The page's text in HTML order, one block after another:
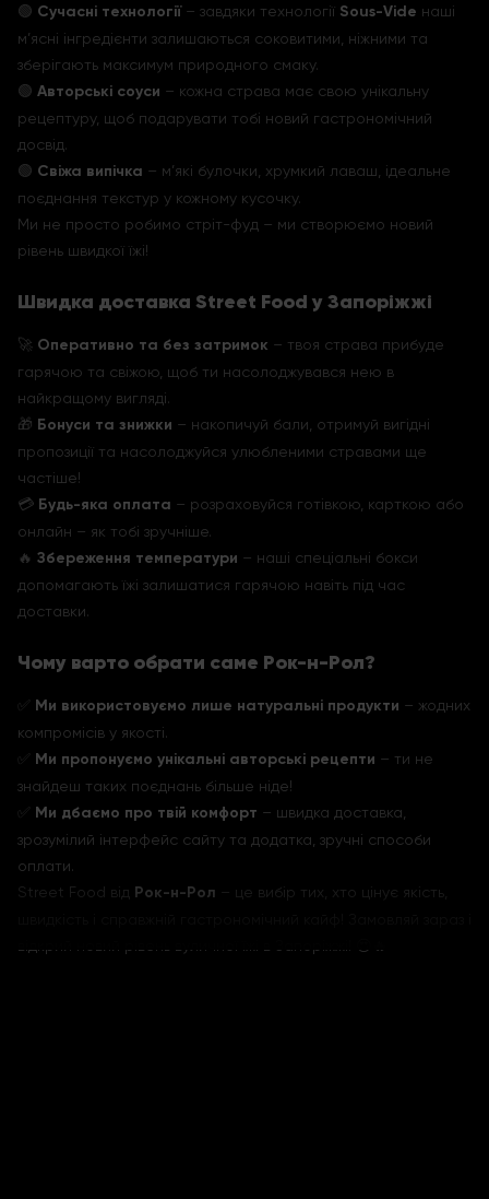
🟢 Сучасні технології– завдяки технології Sous-Vide наші
м’ясні інгредієнти залишаються соковитими, ніжними та
зберігають максимум природного смаку.
🟢 Авторські соуси – кожна страва має свою унікальну
рецептуру, щоб подарувати тобі новий гастрономічний
досвід.
🟢 Свіжа випічка – м’які булочки, хрумкий лаваш, ідеальне
поєднання текстур у кожному кусочку.
Ми не просто робимо стріт-фуд – ми створюємо новий
рівень швидкої їжі!
Швидка доставка Street Food у Запоріжжі
🚀 Оперативно та без затримок – твоя страва прибуде
гарячою та свіжою, щоб ти насолоджувався нею в
найкращому вигляді.
🎁 Бонуси та знижки – накопичуй бали, отримуй вигідні
пропозиції та насолоджуйся улюбленими стравами ще
частіше!
💳 Будь-яка оплата – розраховуйся готівкою, карткою або
онлайн – як тобі зручніше.
🔥 Збереження температури – наші спеціальні бокси
допомагають їжі залишатися гарячою навіть під час
доставки.
Чому варто обрати саме Рок-н-Рол?
Ми використовуємо лише натуральні продукти – жодних
компромісів у якості.
Ми пропонуємо унікальні авторські рецепти – ти не
знайдеш таких поєднань більше ніде!
Ми дбаємо про твій комфорт – швидка доставка,
зрозумілий інтерфейс сайту та додатка, зручні способи
оплати.
Street Food від Рок-н-Рол – це вибір тих, хто цінує якість,